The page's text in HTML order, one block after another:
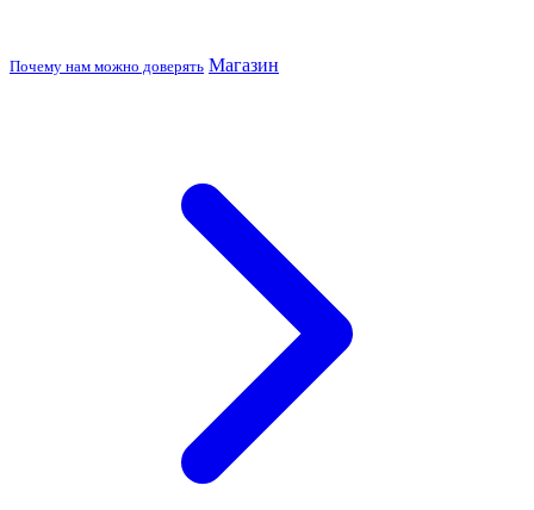
Почему нам можно доверять Магазин